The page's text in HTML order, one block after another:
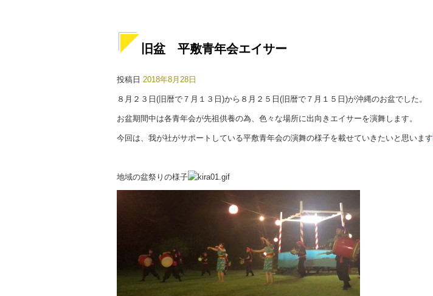
旧盆 平敷青年会エイサー
投稿日 2018年8月28日
８月２３日(旧暦で７月１３日)から８月２５日(旧暦で７月１５日)が沖縄のお盆でした。
お盆期間中は各青年会が先祖供養の為、色々な場所に出向きエイサーを演舞します。
今回は、我が社がサポートしている平敷青年会の演舞の様子を載せていきたいと思います
地域の盆祭りの様子